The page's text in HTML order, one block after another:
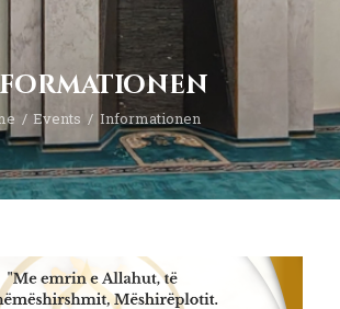
Events Informationen